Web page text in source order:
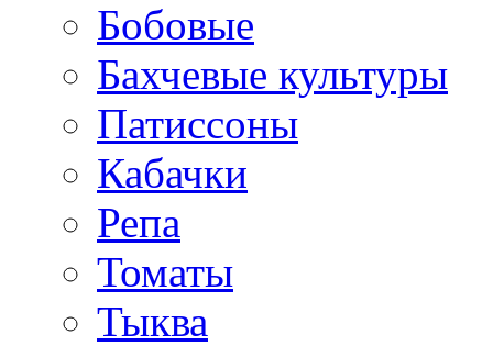
Бобовые
Бахчевые культуры
Патиссоны
Кабачки
Репа
Томаты
Тыква